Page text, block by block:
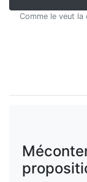
Comme le veut